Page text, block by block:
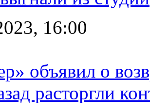
16:00
объявил о
расторгли